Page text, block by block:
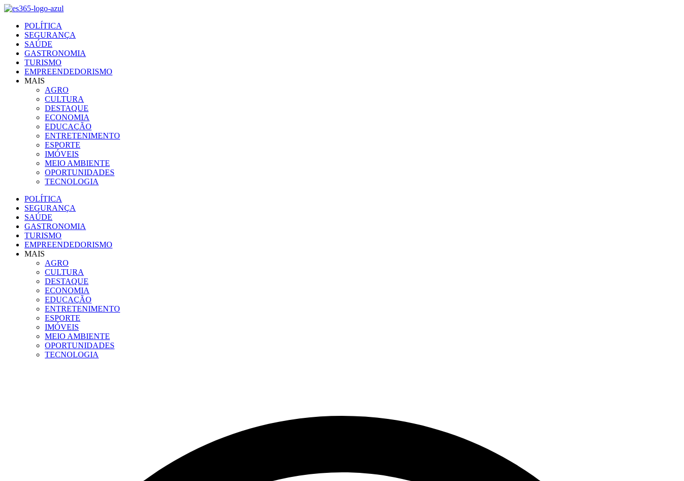
Ir
conteúdo
POLÍTICA
SEGURANÇA
SAÚDE
GASTRONOMIA
TURISMO
EMPREENDEDORISMO
MAIS
AGRO
CULTURA
DESTAQUE
ECONOMIA
EDUCAÇÃO
ENTRETENIMENTO
ESPORTE
IMÓVEIS
MEIO AMBIENTE
OPORTUNIDADES
TECNOLOGIA
POLÍTICA
SEGURANÇA
SAÚDE
GASTRONOMIA
TURISMO
EMPREENDEDORISMO
MAIS
AGRO
CULTURA
DESTAQUE
ECONOMIA
EDUCAÇÃO
ENTRETENIMENTO
ESPORTE
IMÓVEIS
MEIO AMBIENTE
OPORTUNIDADES
TECNOLOGIA